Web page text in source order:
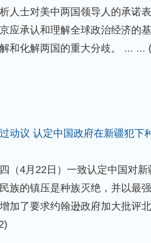
人士对美中两国领导人的承诺
应承认和理解全球政治经济的
和化解两国的重大分歧。 ... ...
动议 认定中国政府在新疆犯下
（4月22日）一致认定中国对
族的镇压是种族灭绝，并以最
加了要求约翰逊政府加大批评北